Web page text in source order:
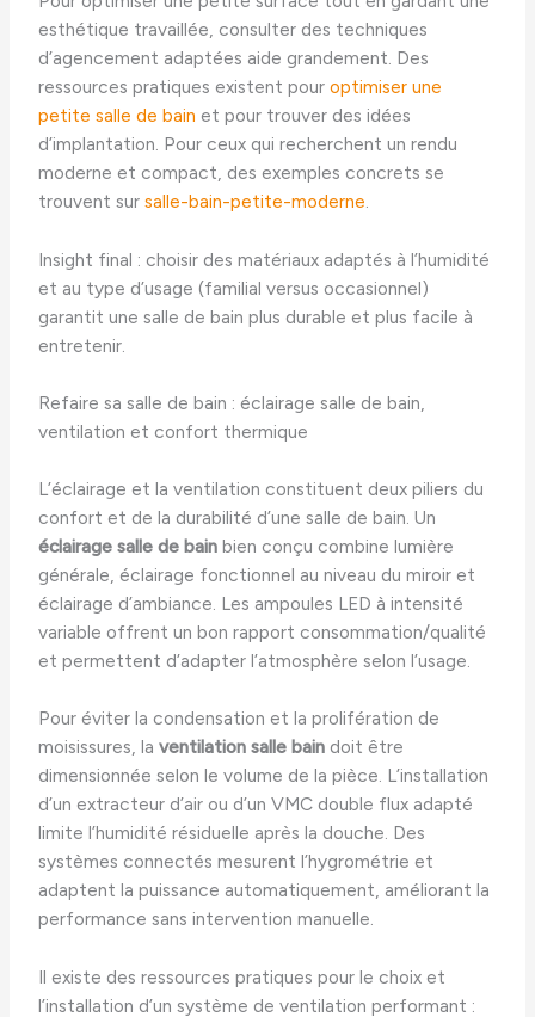
esthétique travaillée, consulter des techniques
d’agencement adaptées aide grandement. Des
ressources pratiques existent pouroptimiser une
petite salle de bain et pour trouver des idées
d’implantation. Pour ceux qui recherchent un rendu
moderne et compact, des exemples concrets se
trouvent sursalle-bain-petite-moderne
Insight final : choisir des matériaux adaptés à l’humidité
et au type d’usage (familial versus occasionnel)
garantit une salle de bain plus durable et plus facile à
entretenir.
Refaire sa salle de bain : éclairage salle de bain,
ventilation et confort thermique
L’éclairage et la ventilation constituent deux piliers du
confort et de la durabilité d’une salle de bain. Un
éclairage salle de bain bien conçu combine lumière
générale, éclairage fonctionnel au niveau du miroir et
éclairage d’ambiance. Les ampoules LED à intensité
variable offrent un bon rapport consommation/qualité
et permettent d’adapter l’atmosphère selon l’usage.
Pour éviter la condensation et la prolifération de
moisissures, laventilation salle bain doit être
dimensionnée selon le volume de la pièce. L’installation
d’un extracteur d’air ou d’un VMC double flux adapté
limite l’humidité résiduelle après la douche. Des
systèmes connectés mesurent l’hygrométrie et
adaptent la puissance automatiquement, améliorant la
performance sans intervention manuelle.
Il existe des ressources pratiques pour le choix et
l’installation d’un système de ventilation performant :